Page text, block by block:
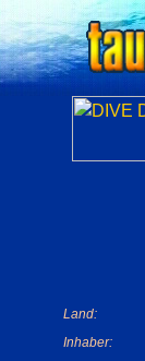
Land:
Inhaber: